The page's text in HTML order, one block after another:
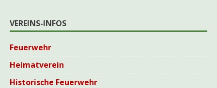
VEREINS-INFOS
Feuerwehr
Heimatverein
Historische Feuerwehr